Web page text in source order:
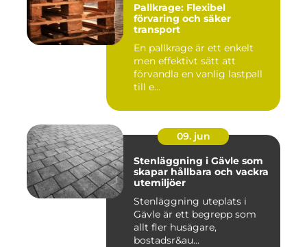
Pallkrage: Flexibel
förvaring och säker
transport
En pallkrage är ett enkelt
men effektivt sätt att
förvandla en vanlig lastpall
till e...
09. jun
Stenläggning i Gävle som
skapar hållbara och vackra
utemiljöer
Stenläggning uteplats i
Gävle är ett begrepp som
allt fler husägare,
bostadsr&au...